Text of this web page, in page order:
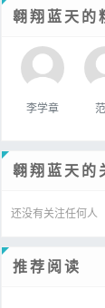
翱翔蓝天的
李学章
翱翔蓝天的
还没有关注任何人
推荐阅读